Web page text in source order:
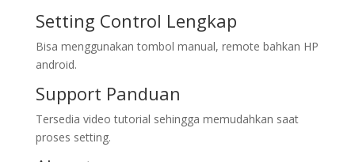
Setting Control Lengkap
Bisa menggunakan tombol manual, remote bahkan HP
android.
Support Panduan
Tersedia video tutorial sehingga memudahkan saat
proses setting.